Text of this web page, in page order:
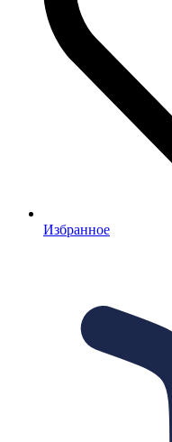
Избранное